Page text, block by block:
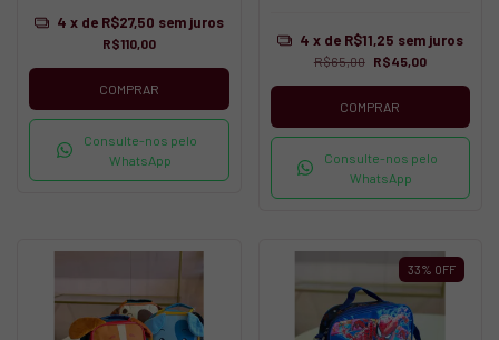
R$110,00
4 x de R$27,50 sem juros
COMPRAR
Consulte-nos pelo
WhatsApp
R$65,00 R$45,00
4 x de R$11,25 sem juros
COMPRAR
Consulte-nos pelo
WhatsApp
33% OFF